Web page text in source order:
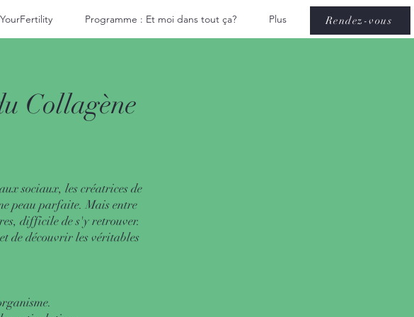
Programme : Et moi dans tout ça? Plus Rendez-vous
Collagène
sociaux, les créatrices de
peau parfaite. Mais entre
difficile de s'y retrouver.
de découvrir les véritables